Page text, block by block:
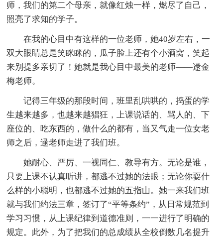
师，我们的第二个母亲，就像红烛一样，燃尽了自己，
照亮了求知的学子。
在我的心目中有这样的一位老师，她40岁左右，一
双大眼睛总是笑眯眯的，瓜子脸上还有个小酒窝，笑起
来别提多亲切了！她就是我心目中最美的老师——逯金
梅老师。
记得三年级的那段时间，班里乱哄哄的，捣蛋的学
生越来越多，也越来越猖狂，上课说话的、骂人的、下
座位的、吃东西的，做什么的都有，当又气走一位女老
师之后，逯老师走进了我们班。
她耐心、严厉、一视同仁、教导有方。无论是谁，
只要上课不认真听讲，都逃不过她的法眼；无论你耍什
么样的小聪明，也都逃不过她的五指山。她一来我们班
就与我们约法三章，签订了“平等条约”，从日常规范到
学习习惯，从上课纪律到道德准则，一一进行了明确的
规定。此外，为了把我们的总成绩从全校倒数几名提升